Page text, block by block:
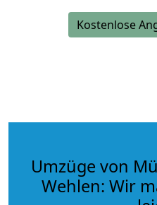
Kostenlose
Umzüge von
Wehlen: Wir